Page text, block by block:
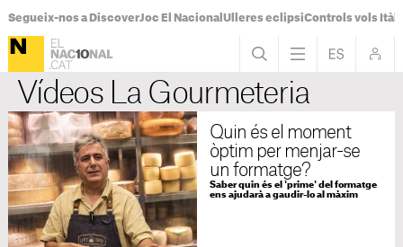
Segueix-nos a DiscoverJoc El Nacional Ulleres eclipsiControls vols
Vídeos La Gourmeteria
Quin és el moment
òptim per menjar-se
un formatge?
Saber quin és el 'prime' del formatge
ens ajudarà a gaudir-lo al màxim